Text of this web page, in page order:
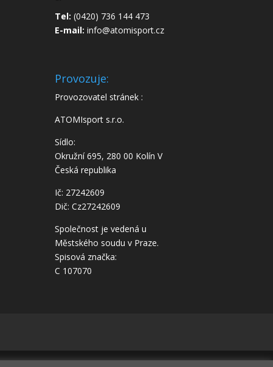
Tel: (0420) 736 144 473
E-mail: info@atomisport.cz
Provozuje:
Provozovatel stránek :
ATOMIsport s.r.o.
Sídlo:
Okružní 695, 280 00 Kolín V
Česká republika
Ič: 27242609
Dič: Cz27242609
Společnost je vedená u
Městského soudu v Praze.
Spisová značka:
C 107070